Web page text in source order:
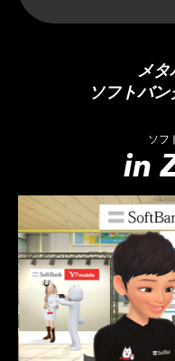
メ
ソフトバ
ソフ
in